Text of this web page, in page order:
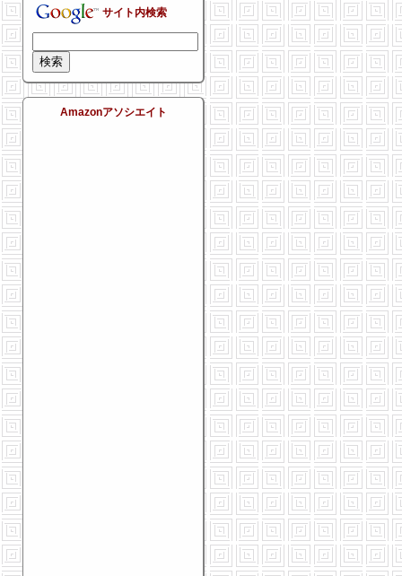
サイト内検索
Amazonアソシエイト